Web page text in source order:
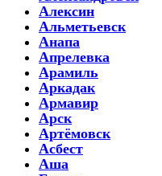
Алексин
Альметьевск
Анапа
Апрелевка
Арамиль
Аркадак
Армавир
Арск
Артёмовск
Асбест
Аша